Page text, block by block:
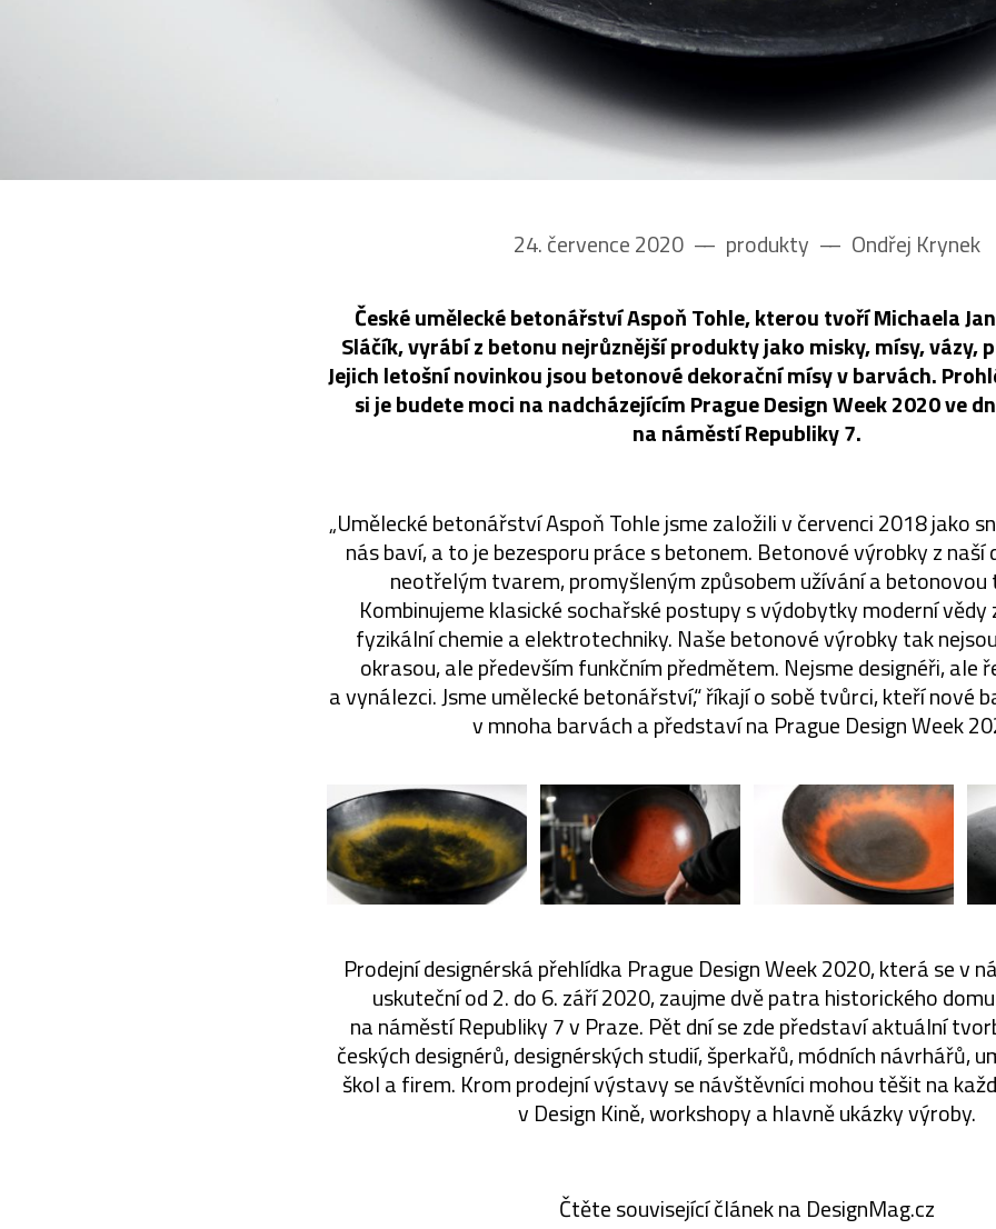
24. července 2020 –– produkty –– Ondřej Krynek
České umělecké betonářství Aspoň Tohle, kterou tvoří Michaela
Sláčík, vyrábí z betonu nejrůznější produkty jako misky, mísy, vázy,
Jejich letošní novinkou jsou betonové dekorační mísy v barvách.
si je budete moci na nadcházejícím Prague Design Week 2020 ve
na náměstí Republiky 7.
„Umělecké betonářství Aspoň Tohle jsme založili v červenci 2018 jako
nás baví, a to je bezesporu práce s betonem. Betonové výrobky z naší
neotřelým tvarem, promyšleným způsobem užívání a
Kombinujeme klasické sochařské postupy s výdobytky moderní vědy
fyzikální chemie a elektrotechniky. Naše betonové výrobky tak
okrasou, ale především funkčním předmětem. Nejsme designéři, ale
a vynálezci. Jsme umělecké betonářství,“ říkají o sobě tvůrci, kteří nové
v mnoha barvách a představí na Prague Design Week
Prodejní designérská přehlídka Prague Design Week 2020, která se v
uskuteční od 2. do 6. září 2020, zaujme dvě patra historického
na náměstí Republiky 7 v Praze. Pět dní se zde představí aktuální
českých designérů, designérských studií, šperkařů, módních návrhářů,
škol a firem. Krom prodejní výstavy se návštěvníci mohou těšit na
v Design Kině, workshopy a hlavně ukázky výroby.
Čtěte související článek na DesignMag.cz